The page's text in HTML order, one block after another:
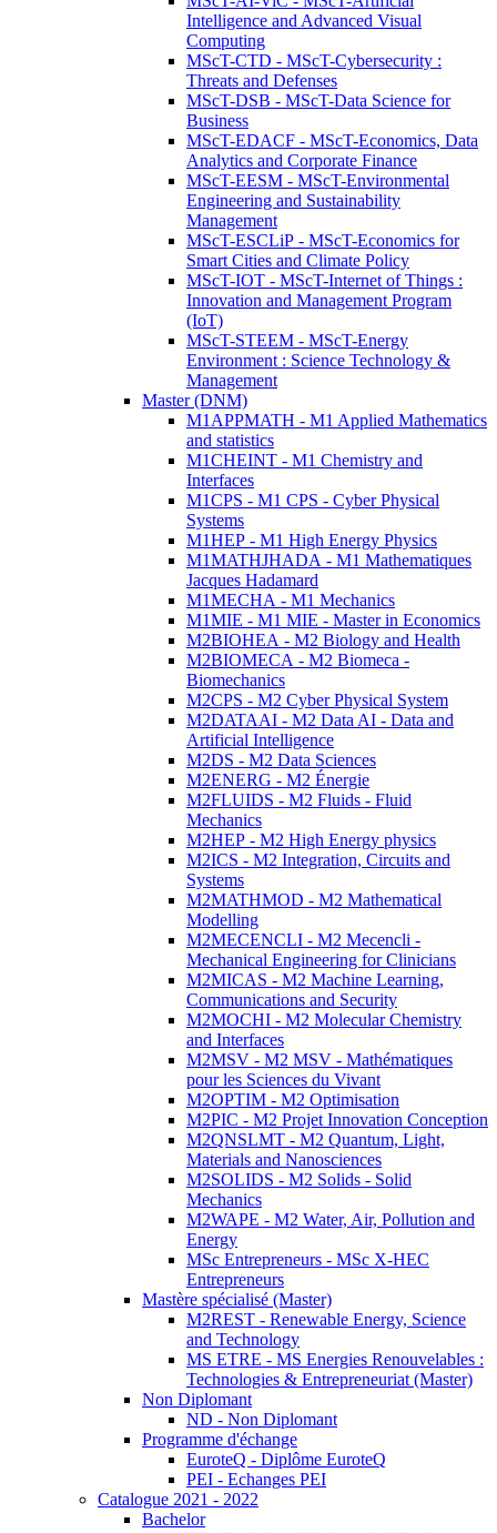
Intelligence and Advanced Visual
Computing
MScT-CTD - MScT-Cybersecurity :
Threats and Defenses
MScT-DSB - MScT-Data Science for
Business
MScT-EDACF - MScT-Economics, Data
Analytics and Corporate Finance
MScT-EESM - MScT-Environmental
Engineering and Sustainability
Management
MScT-ESCLiP - MScT-Economics for
Smart Cities and Climate Policy
MScT-IOT - MScT-Internet of Things :
Innovation and Management Program
(IoT)
MScT-STEEM - MScT-Energy
Environment : Science Technology &
Management
Master (DNM)
M1APPMATH - M1 Applied Mathematics
and statistics
M1CHEINT - M1 Chemistry and
Interfaces
M1CPS - M1 CPS - Cyber Physical
Systems
M1HEP - M1 High Energy Physics
M1MATHJHADA - M1 Mathematiques
Jacques Hadamard
M1MECHA - M1 Mechanics
M1MIE - M1 MIE - Master in Economics
M2BIOHEA - M2 Biology and Health
M2BIOMECA - M2 Biomeca -
Biomechanics
M2CPS - M2 Cyber Physical System
M2DATAAI - M2 Data AI - Data and
Artificial Intelligence
M2DS - M2 Data Sciences
M2ENERG - M2 Énergie
M2FLUIDS - M2 Fluids - Fluid
Mechanics
M2HEP - M2 High Energy physics
M2ICS - M2 Integration, Circuits and
Systems
M2MATHMOD - M2 Mathematical
Modelling
M2MECENCLI - M2 Mecencli -
Mechanical Engineering for Clinicians
M2MICAS - M2 Machine Learning,
Communications and Security
M2MOCHI - M2 Molecular Chemistry
and Interfaces
M2MSV - M2 MSV - Mathématiques
pour les Sciences du Vivant
M2OPTIM - M2 Optimisation
M2PIC - M2 Projet Innovation Conception
M2QNSLMT - M2 Quantum, Light,
Materials and Nanosciences
M2SOLIDS - M2 Solids - Solid
Mechanics
M2WAPE - M2 Water, Air, Pollution and
Energy
MSc Entrepreneurs - MSc X-HEC
Entrepreneurs
Mastère spécialisé (Master)
M2REST - Renewable Energy, Science
and Technology
MS ETRE - MS Energies Renouvelables :
Technologies & Entrepreneuriat (Master)
Non Diplomant
ND - Non Diplomant
Programme d'échange
EuroteQ - Diplôme EuroteQ
PEI - Echanges PEI
Catalogue 2021 - 2022
Bachelor